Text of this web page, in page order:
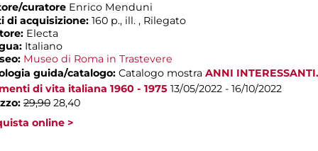
curatore Enrico Menduni
di acquisizione: 160 p., ill. , Rilegato
Electa
Italiano
Museo di Roma in Trastevere
guida/catalogo: Catalogo mostra ANNI INTERESSANTI.
di vita italiana 1960 - 1975 13/05/2022 - 16/10/2022
29,90 28,40
online >